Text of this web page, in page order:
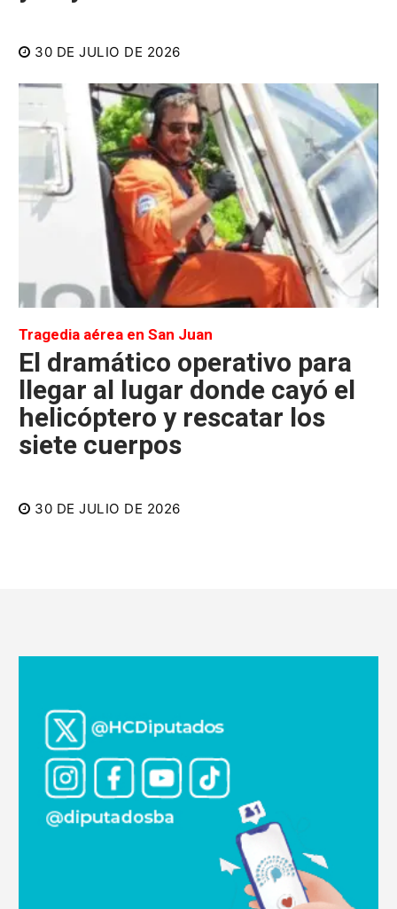
30 DE JULIO DE 2026
Tragedia aérea en San Juan
El dramático operativo para
llegar al lugar donde cayó el
helicóptero y rescatar los
siete cuerpos
30 DE JULIO DE 2026